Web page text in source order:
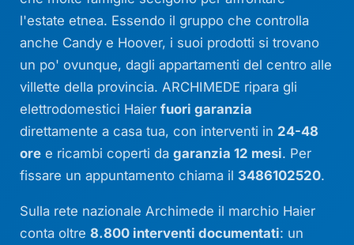
l'estate etnea. Essendo il gruppo che controlla
anche Candy e Hoover, i suoi prodotti si trovano
un po' ovunque, dagli appartamenti del centro alle
villette della provincia. ARCHIMEDE ripara gli
elettrodomestici Haierfuori garanzia
direttamente a casa tua, con interventi in 24-48
ore e ricambi coperti dagaranzia 12 mesi. Per
fissare un appuntamento chiama il 3486102520.
Sulla rete nazionale Archimede il marchio Haier
conta oltre8.800 interventi documentati: un